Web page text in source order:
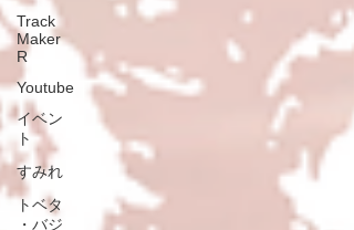
Track
Maker
R
Youtube
イベン
ト
すみれ
トベタ
・バジ